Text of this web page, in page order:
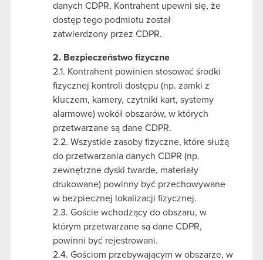
danych CDPR, Kontrahent upewni się, że
dostęp tego podmiotu został
zatwierdzony przez CDPR.
2. Bezpieczeństwo fizyczne
2.1. Kontrahent powinien stosować środki
fizycznej kontroli dostępu (np. zamki z
kluczem, kamery, czytniki kart, systemy
alarmowe) wokół obszarów, w których
przetwarzane są dane CDPR.
2.2. Wszystkie zasoby fizyczne, które służą
do przetwarzania danych CDPR (np.
zewnętrzne dyski twarde, materiały
drukowane) powinny być przechowywane
w bezpiecznej lokalizacji fizycznej.
2.3. Goście wchodzący do obszaru, w
którym przetwarzane są dane CDPR,
powinni być rejestrowani.
2.4. Gościom przebywającym w obszarze, w